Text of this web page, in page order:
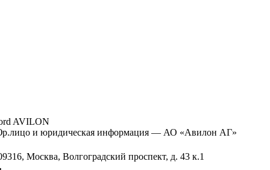
AVILON
и юридическая информация — АО «Авилон АГ»
Москва, Волгоградский проспект, д. 43 к.1